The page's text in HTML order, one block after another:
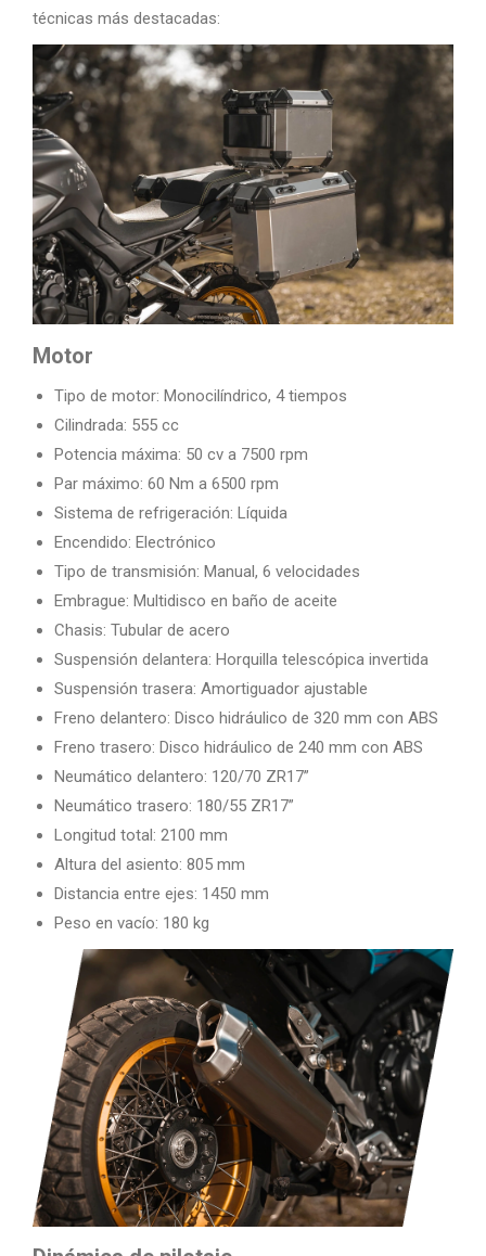
técnicas más destacadas:
Motor
Tipo de motor: Monocilíndrico, 4 tiempos
Cilindrada: 555 cc
Potencia máxima: 50 cv a 7500 rpm
Par máximo: 60 Nm a 6500 rpm
Sistema de refrigeración: Líquida
Encendido: Electrónico
Tipo de transmisión: Manual, 6 velocidades
Embrague: Multidisco en baño de aceite
Chasis: Tubular de acero
Suspensión delantera: Horquilla telescópica invertida
Suspensión trasera: Amortiguador ajustable
Freno delantero: Disco hidráulico de 320 mm con ABS
Freno trasero: Disco hidráulico de 240 mm con ABS
Neumático delantero: 120/70 ZR17”
Neumático trasero: 180/55 ZR17”
Longitud total: 2100 mm
Altura del asiento: 805 mm
Distancia entre ejes: 1450 mm
Peso en vacío: 180 kg